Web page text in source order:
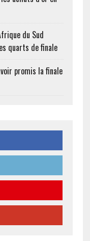
du Sud
quarts de finale
promis la finale